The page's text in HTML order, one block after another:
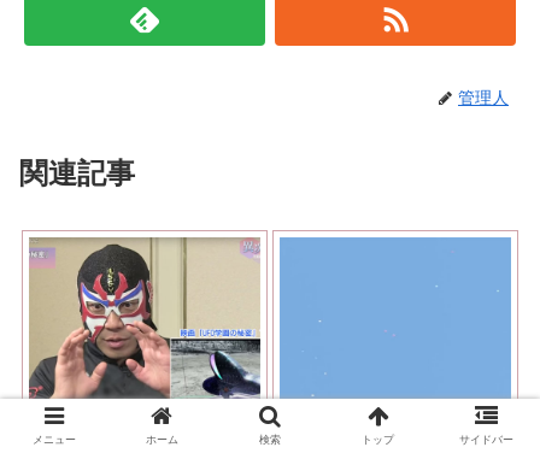
管理人
関連記事
ザ・グレート・サスケ イ
ンタビュー 「宇宙人は存
京都・詩仙堂の上空に
UFOフリート！ 編隊を組
メニュー ホーム 検索 トップ サイドバー